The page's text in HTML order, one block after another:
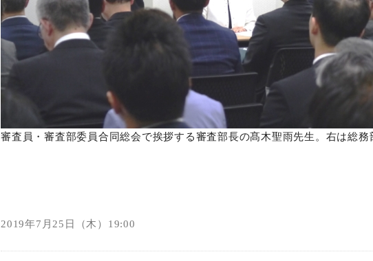
審査員・審査部委員合同総会で挨拶する審査部長の髙木聖雨先生。右は総務
2019年7月25日（木）19:00